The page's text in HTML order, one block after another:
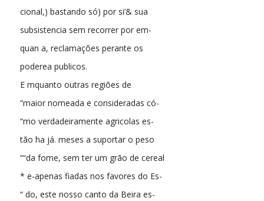
cional,) bastando só) por si’& sua
subsistencia sem recorrer por em-
quan a, reclamações perante os
poderea publicos.
E mquanto outras regiões de
“maior nomeada e consideradas có-
“mo verdadeiramente agricolas es-
tão ha já. meses a suportar o peso
““da fome, sem ter um grão de cereal
* e-apenas fiadas nos favores do Es-
“ do, este nosso canto da Beira es-